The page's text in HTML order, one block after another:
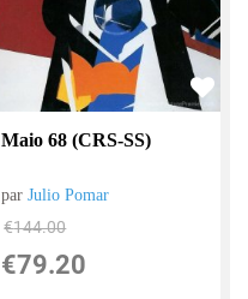
Maio 68 (CRS-SS)
parJulio Pomar
€144.00
€79.20